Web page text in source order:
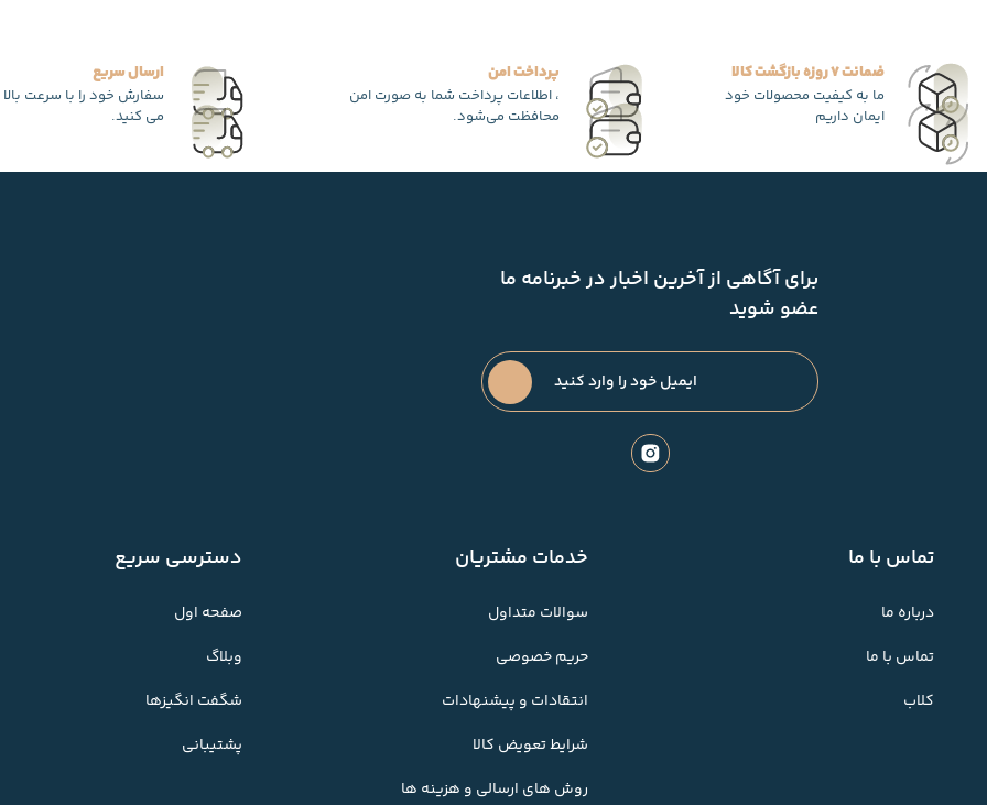
ضمانت 7 روزه بازگشت کالا
ما به کیفیت محصولات خود
ایمان داریم
پرداخت امن
، اطلاعات پرداخت شما به صورت امن
محافظت می‌شود.
ارسال سریع
سفارش خود را با سرعت
می کنید.
برای آگاهی از آخرین اخبار در خبرنامه ما
عضو شوید
تماس با ما
درباره ما
تماس با ما
کلاب
خدمات مشتریان
سوالات متداول
حریم خصوصی
انتقادات و پیشنهادات
شرایط تعویض کالا
روش های ارسالی و هزینه ها
دسترسی سریع
صفحه اول
وبلاگ
شگفت انگیزها
پشتیبانی